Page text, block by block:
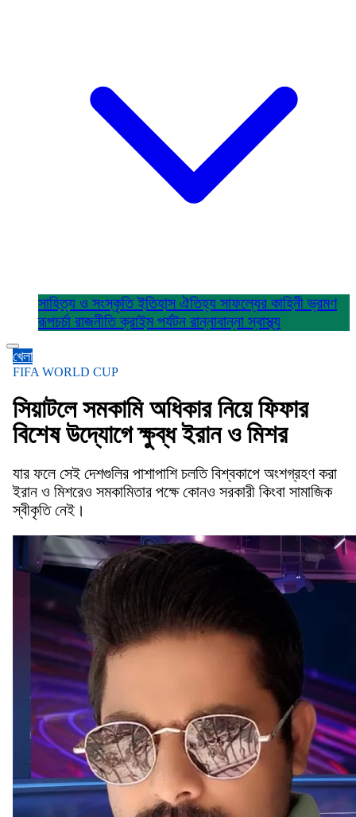
সাহিত্য ও সংস্কৃতিইতিহাস ঐতিহ্য সাফল্যের কাহিনীভ্রমণ
রূপচর্চা রাজনীতিক্রাইম পর্যটন রান্নাবান্নাস্বাস্থ্য
খেলা
FIFA WORLD CUP
সিয়াটলে সমকামি অধিকার নিয়ে ফিফার
বিশেষ উদ্যোগে ক্ষুব্ধ ইরান ও মিশর
যার ফলে সেই দেশগুলির পাশাপাশি চলতি বিশ্বকাপে অংশগ্রহণ করা
ইরান ও মিশরেও সমকামিতার পক্ষে কোনও সরকারী কিংবা সামাজিক
স্বীকৃতি নেই।